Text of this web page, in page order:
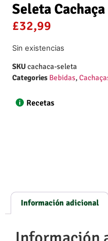
Seleta
£32,99
Sin existencias
SKU cachaca-seleta
Categories Bebidas,
Recetas
Información adicional